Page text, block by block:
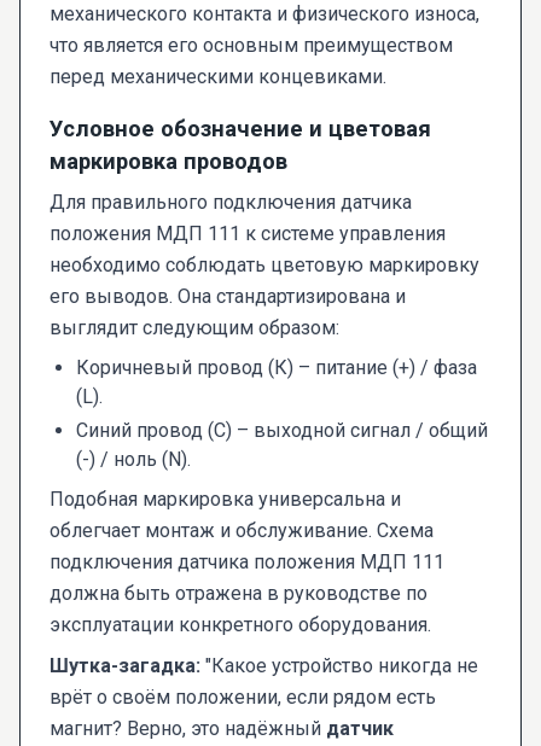
механического контакта и физического износа,
что является его основным преимуществом
перед механическими концевиками.
Условное обозначение и цветовая
маркировка проводов
Для правильного подключения датчика
положения МДП 111 к системе управления
необходимо соблюдать цветовую маркировку
его выводов. Она стандартизирована и
выглядит следующим образом:
Коричневый провод (К) – питание (+) / фаза
(L).
Синий провод (С) – выходной сигнал / общий
(-) / ноль (N).
Подобная маркировка универсальна и
облегчает монтаж и обслуживание. Схема
подключения датчика положения МДП 111
должна быть отражена в руководстве по
эксплуатации конкретного оборудования.
Шутка-загадка: "Какое устройство никогда не
врёт о своём положении, если рядом есть
магнит? Верно, это надёжный датчик